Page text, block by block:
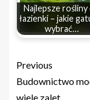
Najlepsze rośliny
łazienki – jakie
wybrać…
Previous
Budownictwo
wiele zalet